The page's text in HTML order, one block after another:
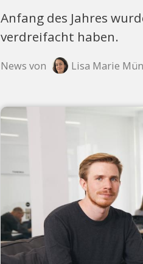
Anfang des Jahres
verdreifacht haben.
News von Lisa Marie